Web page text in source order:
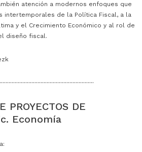
atención a modernos enfoques que
intertemporales de la Política Fiscal, a la
y el Crecimiento Económico y al rol de
diseño fiscal.
PROYECTOS DE
Economía